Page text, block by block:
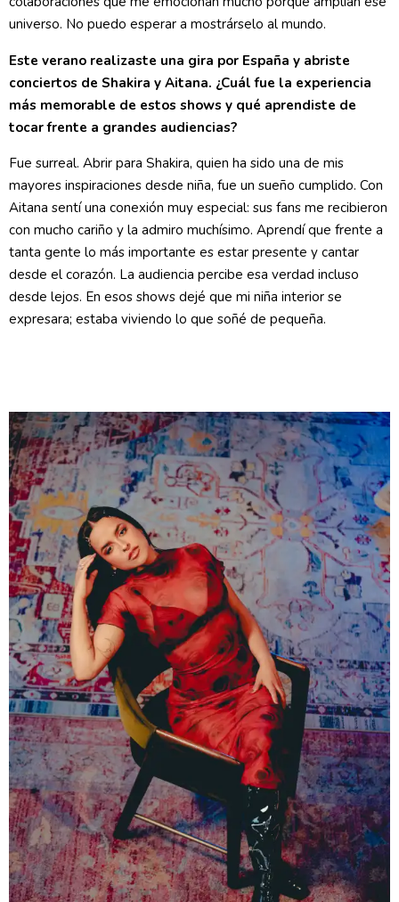
universo. No puedo esperar a mostrárselo al mundo.
Este verano realizaste una gira por España y abriste
conciertos de Shakira y Aitana. ¿Cuál fue la experiencia
más memorable de estos shows y qué aprendiste de
tocar frente a grandes audiencias?
Fue surreal. Abrir para Shakira, quien ha sido una de mis
mayores inspiraciones desde niña, fue un sueño cumplido. Con
Aitana sentí una conexión muy especial: sus fans me recibieron
con mucho cariño y la admiro muchísimo. Aprendí que frente a
tanta gente lo más importante es estar presente y cantar
desde el corazón. La audiencia percibe esa verdad incluso
desde lejos. En esos shows dejé que mi niña interior se
expresara; estaba viviendo lo que soñé de pequeña.